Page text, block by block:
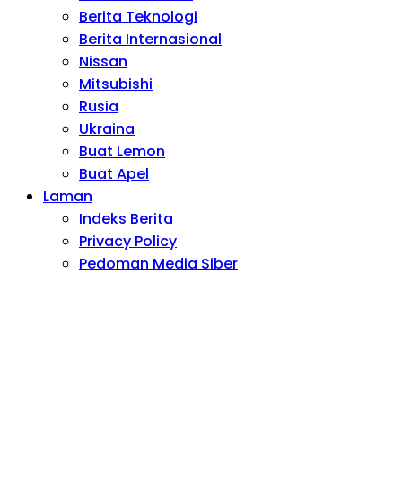
Berita Teknologi
Berita Internasional
Nissan
Mitsubishi
Rusia
Ukraina
Buat Lemon
Buat Apel
Laman
Indeks Berita
Privacy Policy
Pedoman Media Siber